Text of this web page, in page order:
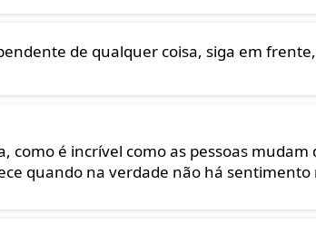
de qualquer coisa, siga em
como é incrível como as pessoas
quando na verdade não há